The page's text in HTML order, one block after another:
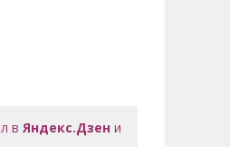
вЯндекс.Дзен и